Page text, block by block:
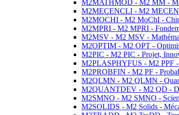
M2MATHMOD - M2 MM -
M2MECENCLI - M2
M2MOCHI - M2 MoChI -
M2MPRI - M2 MPRI -
M2MSV - M2 MSV -
M2OPTIM - M2 OPT -
M2PIC - M2 PIC - Projet,
M2PLASPHYFUS - M2 PPF -
M2PROBFIN - M2 PF -
M2QLMN - M2 QLMN -
M2QUANTDEV - M2 QD -
M2SMNO - M2 SMNO -
M2SOLIDS - M2 Solids -